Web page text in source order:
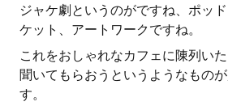
ジャケ劇というのがですね、ポッ
ケット、アートワークですね。
これをおしゃれなカフェに陳列い
聞いてもらおうというようなもの
す。